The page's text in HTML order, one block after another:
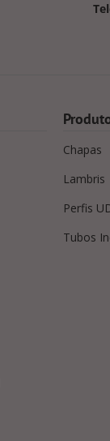
Chapas
Lambris
Perfis
Tubos